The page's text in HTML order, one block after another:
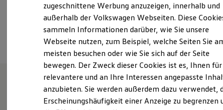
Reichweite
Reichweite der ID. Modelle
Reichweite im Winter
Laden
Laden unterwegs
Laden Zuhause
Ladestationen finden
Ladezeitensimulator
Batterie
Sicherheit
Garantie und Lebensdauer
Ansprechpartner
Unsere Leistungenim
zugeschnittene Werbung anzuzeigen, innerhalb und
außerhalb der Volkswagen Webseiten. Diese
sammeln Informationen darüber, wie Sie unsere
Webseite nutzen, zum Beispiel, welche Seiten Sie
meisten besuchen oder wie Sie sich auf der Seite
bewegen. Der Zweck dieser Cookies ist es, Ihnen für
relevantere und an Ihre Interessen angepasste
anzubieten. Sie werden außerdem dazu verwendet,
Erscheinungshäufigkeit einer Anzeige zu begrenzen